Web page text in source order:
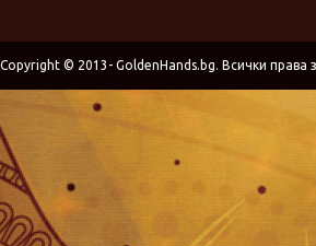
Copyright © 2013- GoldenHands.bg. Всички права